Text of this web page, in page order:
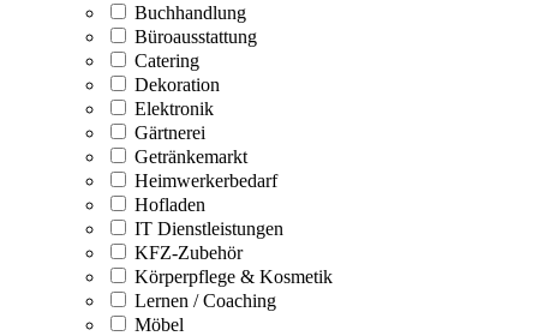
Buchhandlung
Büroausstattung
Catering
Dekoration
Elektronik
Gärtnerei
Getränkemarkt
Heimwerkerbedarf
Hofladen
IT Dienstleistungen
KFZ-Zubehör
Körperpflege & Kosmetik
Lernen / Coaching
Möbel